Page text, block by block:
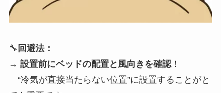
🔧 回避法：
→ 設置前にベッドの配置と風向きを確認！
“冷気が直接当たらない位置”に設置することがと